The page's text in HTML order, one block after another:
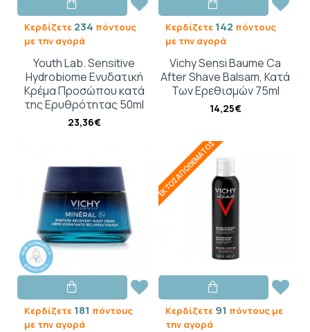
Κερδίζετε 234 πόντους
με την αγορά
Youth Lab. Sensitive
Hydrobiome Ενυδατική
Κρέμα Προσώπου κατά
της Ερυθρότητας 50ml
23,36€
Κερδίζετε 142 πόντους
με την αγορά
Vichy Sensi Baume Ca
After Shave Balsam, Κατά
Των Ερεθισμών 75ml
14,25€
Κερδίζετε 181 πόντους
με την αγορά
ΕΚΤΌΣ ΑΠΟΘΈΜΑΤΟΣ
Κερδίζετε 91 πόντους με
την αγορά